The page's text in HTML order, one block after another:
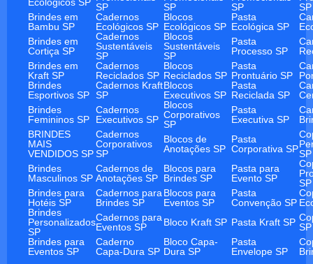
SP
SP
SP
SP
Brindes em
Bambu SP
Cadernos
Ecológicos SP
Blocos
Ecológicos SP
Pasta
Ecológica SP
Brindes em
Cortiça SP
Cadernos
Sustentáveis
SP
Blocos
Sustentáveis
SP
Pasta
Processo SP
Brindes em
Kraft SP
Cadernos
Reciclados SP
Blocos
Reciclados SP
Pasta
Prontuário SP
Brindes
Esportivos SP
Cadernos Kraft
SP
Blocos
Executivos SP
Pasta
Reciclada SP
Brindes
Femininos SP
Cadernos
Executivos SP
Blocos
Corporativos
SP
Pasta
Executiva SP
BRINDES
MAIS
VENDIDOS SP
Cadernos
Corporativos
SP
Blocos de
Anotações SP
Pasta
Corporativa SPSP
Brindes
Masculinos SP
Cadernos de
Anotações SP
Blocos para
Brindes SP
Pasta para
Evento SP
SP
Brindes para
Hotéis SP
Cadernos para
Brindes SP
Blocos para
Eventos SP
Pasta
Convenção SP
Brindes
Personalizados
SP
Cadernos para
Eventos SP
Bloco Kraft SP Pasta Kraft SP SP
Brindes para
Eventos SP
Caderno
Capa-Dura SP
Bloco Capa-
Dura SP
Pasta
Envelope SP